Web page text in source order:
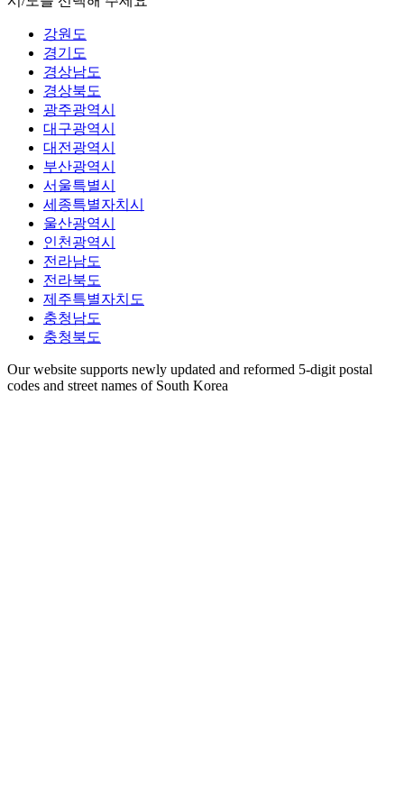
강원도
경기도
경상남도
경상북도
광주광역시
대구광역시
대전광역시
부산광역시
서울특별시
세종특별자치시
울산광역시
인천광역시
전라남도
전라북도
제주특별자치도
충청남도
충청북도
Our website supports newly updated and reformed 5-digit postal
codes and street names of South Korea